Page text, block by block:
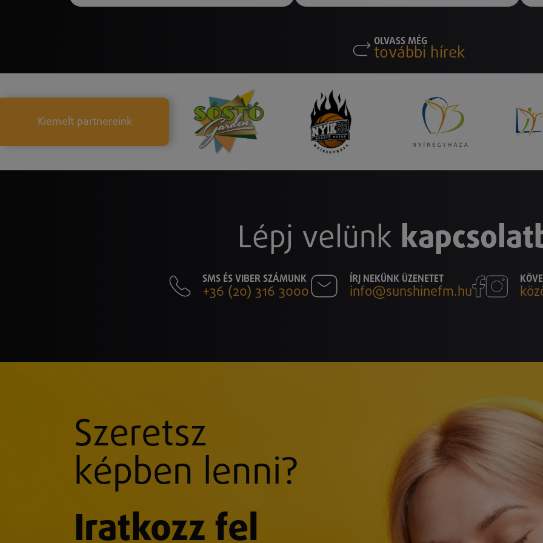
OLVASS MÉG
további hírek
Kiemelt partnereink
Lépj velünk
SMS ÉS VIBER SZÁMUNK
+36 (20) 316 3000
ÍRJ NEKÜNK ÜZENETET
info@sunshinefm.hu
Szeretsz
képben lenni?
Iratkozz fel